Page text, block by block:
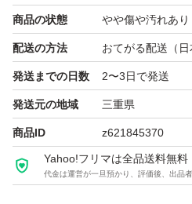
再度返品は、すり替え防止のた
発送事故、紛失また壊れた等
送会社に連絡して下さい。
必ず状態を確認して発送してま
商品の状態 やや傷や汚れあり
配送の方法 おてがる配送（日
発送までの日数 2〜3日で発送
発送元の地域 三重県
商品ID z621845370
Yahoo!フリマは全品送料無料
代金は運営が一旦預かり、評価後、出品